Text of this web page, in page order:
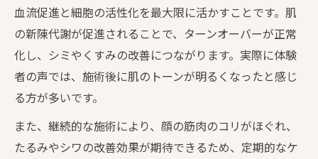
血流促進と細胞の活性化を最大限に活かすことです。肌
の新陳代謝が促進されることで、ターンオーバーが正常
化し、シミやくすみの改善につながります。実際に体験
者の声では、施術後に肌のトーンが明るくなったと感じ
る方が多いです。
また、継続的な施術により、顔の筋肉のコリがほぐれ、
たるみやシワの改善効果が期待できるため、定期的なケ